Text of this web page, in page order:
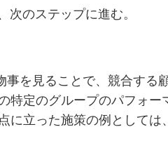
次のステップに進む。
を見ることで、競合する
特定のグループのパフォ
に立った施策の例としては